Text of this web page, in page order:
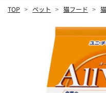
TOP ペット 猫フード